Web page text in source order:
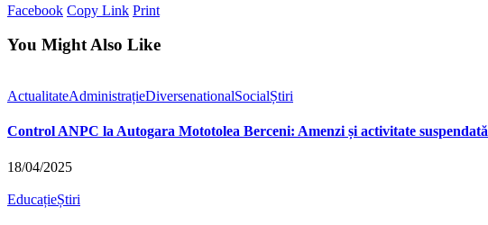
Facebook Copy Link Print
You Might Also Like
ActualitateAdministrațieDiversenationalSocialȘtiri
Control ANPC la Autogara Mototolea Berceni: Amenzi și activitate suspendată
18/04/2025
EducațieȘtiri